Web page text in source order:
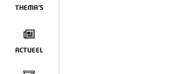
THEMA'S
ACTUEEL